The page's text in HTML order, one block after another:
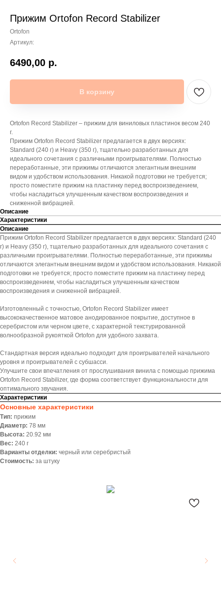
Прижим Ortofon Record Stabilizer
Ortofon
Артикул:
6490,00 р.
В корзину
Ortofon Record Stabilizer – прижим для виниловых пластинок весом 240
г.
Прижим Ortofon Record Stabilizer предлагается в двух версиях:
Standard (240 г) и Heavy (350 г), тщательно разработанных для
идеального сочетания с различными проигрывателями. Полностью
переработанные, эти прижимы отличаются элегантным внешним
видом и удобством использования. Никакой подготовки не требуется;
просто поместите прижим на пластинку перед воспроизведением,
чтобы насладиться улучшенным качеством воспроизведения и
сниженной вибрацией.
Описание
Характеристики
Описание
Прижим Ortofon Record Stabilizer предлагается в двух версиях: Standard (240
г) и Heavy (350 г), тщательно разработанных для идеального сочетания с
различными проигрывателями. Полностью переработанные, эти прижимы
отличаются элегантным внешним видом и удобством использования. Никакой
подготовки не требуется; просто поместите прижим на пластинку перед
воспроизведением, чтобы насладиться улучшенным качеством
воспроизведения и сниженной вибрацией.
Изготовленный с точностью, Ortofon Record Stabilizer имеет
высококачественное матовое анодированное покрытие, доступное в
серебристом или черном цвете, с характерной текстурированной
волнообразной рукояткой Ortofon для удобного захвата.
Стандартная версия идеально подходит для проигрывателей начального
уровня и проигрывателей с субшасси.
Улучшите свои впечатления от прослушивания винила с помощью прижима
Ortofon Record Stabilizer, где форма соответствует функциональности для
оптимального звучания.
Характеристики
Основные характеристики
Тип: прижим
Диаметр: 78 мм
Высота: 20.92 мм
Вес: 240 г
Варианты отделки: черный или серебристый
Стоимость: за штуку